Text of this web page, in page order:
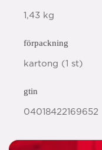
1,43 kg
förpackning
kartong (1 st)
gtin
04018422169652